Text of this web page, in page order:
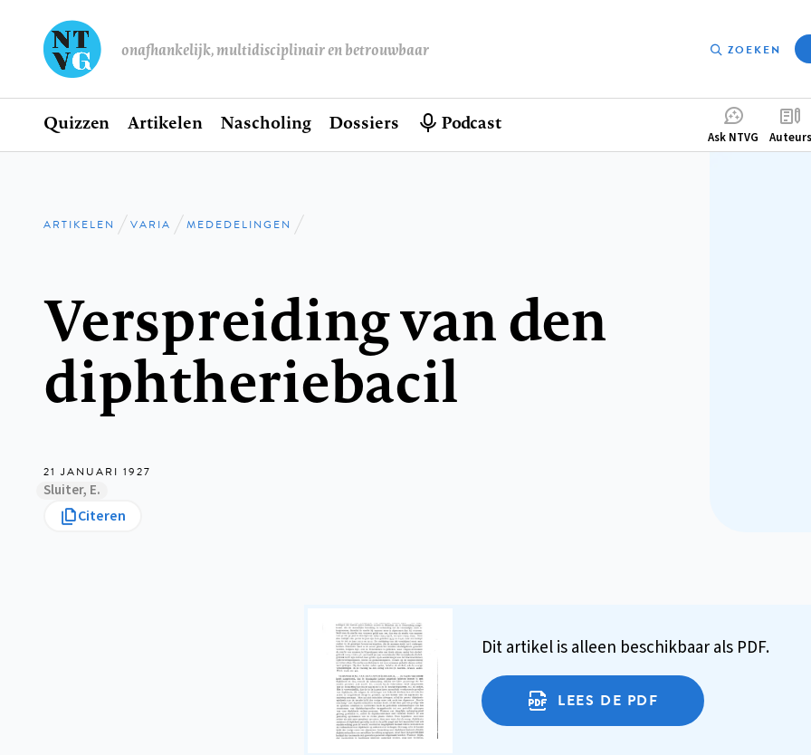
onafhankelijk, multidisciplinair en betrouwbaar ZOEKEN
Hoofdnavigatie
Home
Quizzen Artikelen Nascholing Dossiers Podcast
Ask NTVG Auteurs
Kruimelpad
ARTIKELEN VARIA MEDEDELINGEN
Verspreiding van den
diphtheriebacil
21 JANUARI 1927
Sluiter, E.
Citeren
Dit artikel is alleen beschikbaar als PDF.
LEES DE PDF